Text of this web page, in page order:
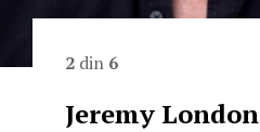
2 din 6
Jeremy London